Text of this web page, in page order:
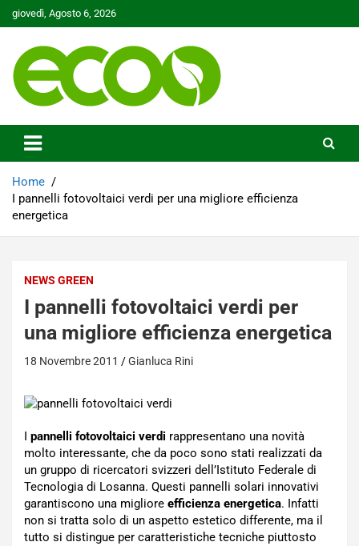
Skip
to
giovedì, Agosto 6, 2026
Ecoo.it
Home
I pannelli fotovoltaici verdi per una migliore efficienza
energetica
NEWS GREEN
I pannelli fotovoltaici verdi per
una migliore efficienza energetica
18 Novembre 2011 Gianluca Rini
I pannelli fotovoltaici verdi rappresentano una novità
molto interessante, che da poco sono stati realizzati da
un gruppo di ricercatori svizzeri dell’Istituto Federale di
Tecnologia di Losanna. Questi pannelli solari innovativi
garantiscono una migliore efficienza energetica. Infatti
non si tratta solo di un aspetto estetico differente, ma il
tutto si distingue per caratteristiche tecniche piuttosto